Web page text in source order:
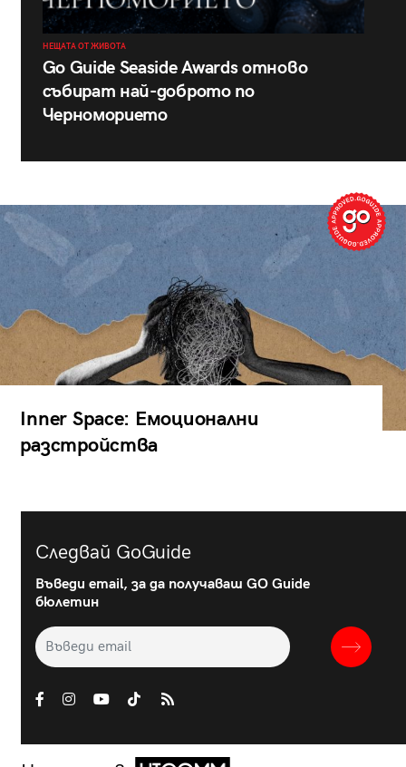
НЕЩАТА ОТ ЖИВОТА
Go Guide Seaside Awards отново
събират най-доброто по
Черноморието
Inner Space: Емоционални
разстройства
Следвай GoGuide
Въведи email, за да получаваш GO Guide
бюлетин